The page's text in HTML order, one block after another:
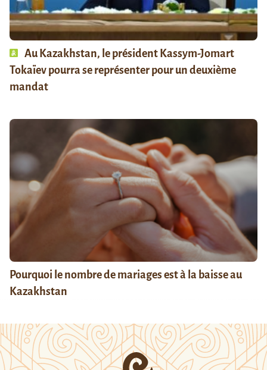
Au Kazakhstan, le président Kassym-Jomart
Tokaïev pourra se représenter pour un deuxième
mandat
Pourquoi le nombre de mariages est à la baisse au
Kazakhstan